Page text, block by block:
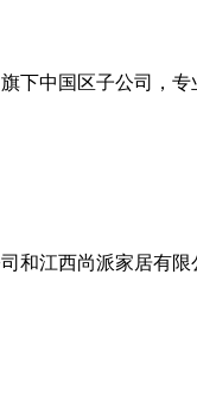
下中国区子公司，
和江西尚派家居有